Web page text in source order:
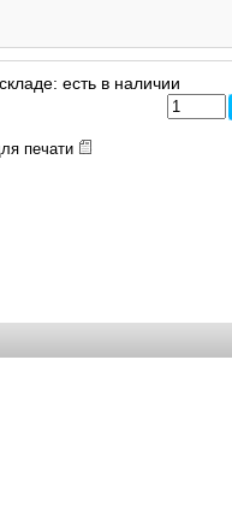
есть в наличии
печати